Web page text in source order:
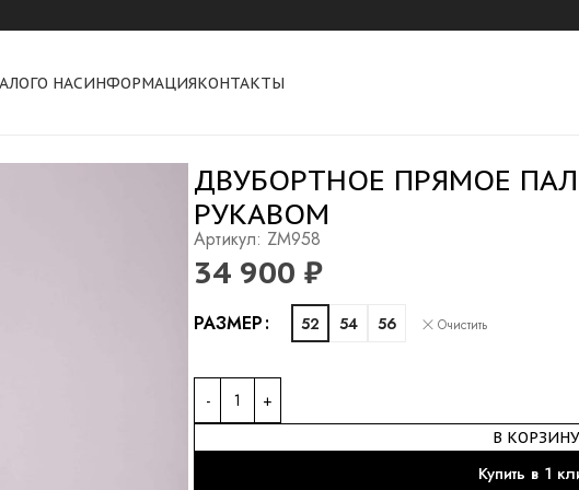
О НАСИНФОРМАЦИЯКОНТАКТЫ
ДВУБОРТНОЕ ПРЯМОЕ
РУКАВОМ
Артикул: ZM958
34 900 ₽
РАЗМЕР 52 54 56 Очистить
В КОРЗИНУ
Купить в 1